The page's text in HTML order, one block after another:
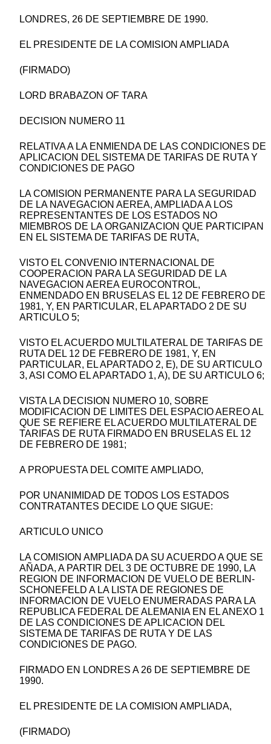
LONDRES, 26 DE SEPTIEMBRE DE 1990.
EL PRESIDENTE DE LA COMISION AMPLIADA
(FIRMADO)
LORD BRABAZON OF TARA
DECISION NUMERO 11
RELATIVA A LA ENMIENDA DE LAS CONDICIONES DE
APLICACION DEL SISTEMA DE TARIFAS DE RUTA Y
CONDICIONES DE PAGO
LA COMISION PERMANENTE PARA LA SEGURIDAD
DE LA NAVEGACION AEREA, AMPLIADA A LOS
REPRESENTANTES DE LOS ESTADOS NO
MIEMBROS DE LA ORGANIZACION QUE PARTICIPAN
EN EL SISTEMA DE TARIFAS DE RUTA,
VISTO EL CONVENIO INTERNACIONAL DE
COOPERACION PARA LA SEGURIDAD DE LA
NAVEGACION AEREA EUROCONTROL,
ENMENDADO EN BRUSELAS EL 12 DE FEBRERO DE
1981, Y, EN PARTICULAR, EL APARTADO 2 DE SU
ARTICULO 5;
VISTO EL ACUERDO MULTILATERAL DE TARIFAS DE
RUTA DEL 12 DE FEBRERO DE 1981, Y, EN
PARTICULAR, EL APARTADO 2, E), DE SU ARTICULO
3, ASI COMO EL APARTADO 1, A), DE SU ARTICULO 6;
VISTA LA DECISION NUMERO 10, SOBRE
MODIFICACION DE LIMITES DEL ESPACIO AEREO AL
QUE SE REFIERE EL ACUERDO MULTILATERAL DE
TARIFAS DE RUTA FIRMADO EN BRUSELAS EL 12
DE FEBRERO DE 1981;
A PROPUESTA DEL COMITE AMPLIADO,
POR UNANIMIDAD DE TODOS LOS ESTADOS
CONTRATANTES DECIDE LO QUE SIGUE:
ARTICULO UNICO
LA COMISION AMPLIADA DA SU ACUERDO A QUE SE
AÑADA, A PARTIR DEL 3 DE OCTUBRE DE 1990, LA
REGION DE INFORMACION DE VUELO DE BERLIN-
SCHONEFELD A LA LISTA DE REGIONES DE
INFORMACION DE VUELO ENUMERADAS PARA LA
REPUBLICA FEDERAL DE ALEMANIA EN EL ANEXO 1
DE LAS CONDICIONES DE APLICACION DEL
SISTEMA DE TARIFAS DE RUTA Y DE LAS
CONDICIONES DE PAGO.
FIRMADO EN LONDRES A 26 DE SEPTIEMBRE DE
1990.
EL PRESIDENTE DE LA COMISION AMPLIADA,
(FIRMADO)